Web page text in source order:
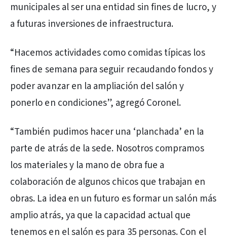
municipales al ser una entidad sin fines de lucro, y
a futuras inversiones de infraestructura.
“Hacemos actividades como comidas típicas los
fines de semana para seguir recaudando fondos y
poder avanzar en la ampliación del salón y
ponerlo en condiciones”, agregó Coronel.
“También pudimos hacer una ‘planchada’ en la
parte de atrás de la sede. Nosotros compramos
los materiales y la mano de obra fue a
colaboración de algunos chicos que trabajan en
obras. La idea en un futuro es formar un salón más
amplio atrás, ya que la capacidad actual que
tenemos en el salón es para 35 personas. Con el